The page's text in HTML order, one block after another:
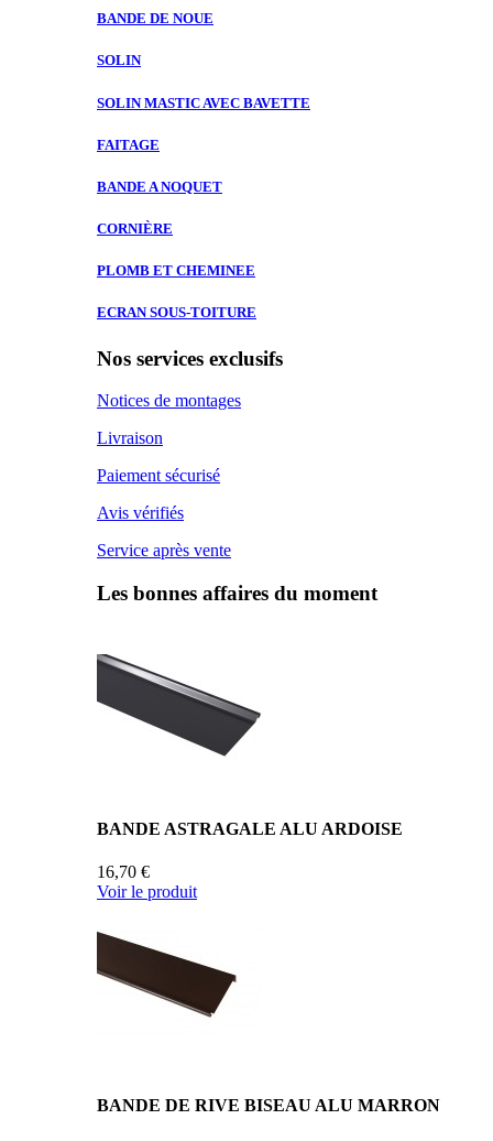
BANDE DE NOUE
SOLIN
SOLIN MASTIC AVEC BAVETTE
FAITAGE
BANDE ANOQUET
CORNIÈRE
PLOMB ET CHEMINEE
ECRAN SOUS-TOITURE
Nos services exclusifs
Notices de montages
Livraison
Paiement sécurisé
Avis vérifiés
Service après vente
Les bonnes affaires du moment
BANDE ASTRAGALE ALU ARDOISE
16,70 €
Voir le produit
BANDE DE RIVE BISEAU ALU MARRON